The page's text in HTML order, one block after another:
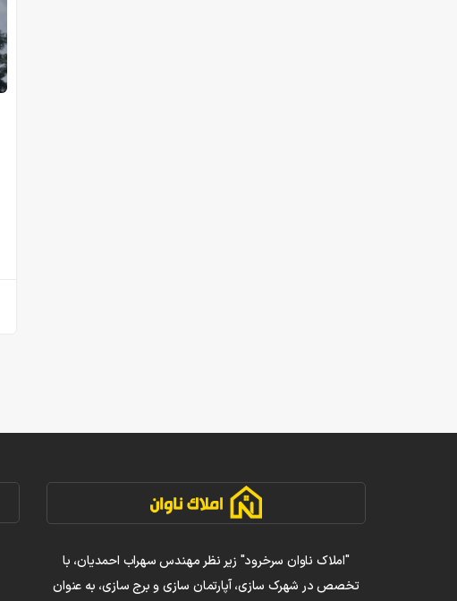
"املاک ناوان سرخرود" زیر نظر مهندس سهراب احمدیان، با
تخصص در شهرک سازی، آپارتمان سازی و برج سازی، به عنوان